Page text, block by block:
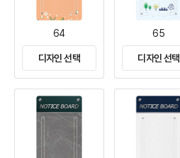
64
디자인 선택
65
디자인 선택